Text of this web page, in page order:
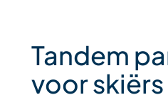
Tandem
voor